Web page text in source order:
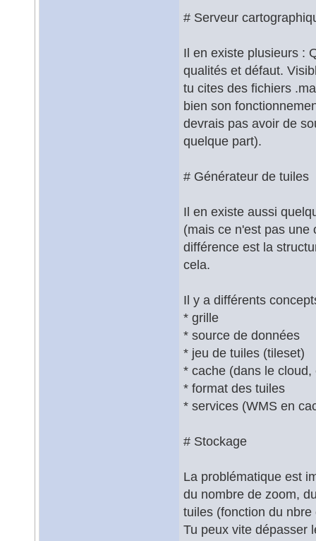
# Serveur
Il en existe plusieurs :
qualités et défaut.
tu cites des fichiers
bien son
devrais pas avoir de
quelque part).
# Générateur de tuiles
Il en existe aussi
(mais ce n'est pas une
différence est la
cela.
Il y a différents
* grille
* source de données
* jeu de tuiles (tileset)
* cache (dans le
* format des tuiles
* services (WMS en
# Stockage
La problématique est
du nombre de zoom,
tuiles (fonction du
Tu peux vite dépasser